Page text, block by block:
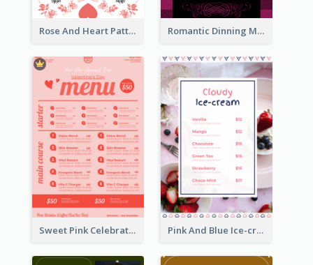
Rose And Heart Pattern Menu Design Ideas Romantic Dinning Menu For Two Design Templates
Sweet Pink Celebration Menu Template Design Pink And Blue Ice-cream Photo Dessert Menu